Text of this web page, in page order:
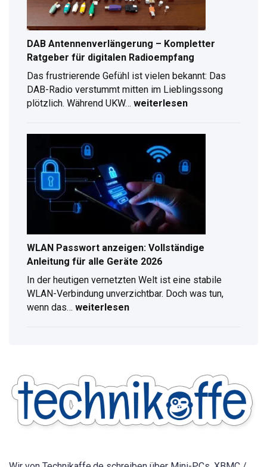
DAB Antennenverlängerung – Kompletter
Ratgeber für digitalen Radioempfang
Das frustrierende Gefühl ist vielen bekannt: Das
DAB-Radio verstummt mitten im Lieblingssong
plötzlich. Während UKW…
Kompletter
Ratgeber
für
digitalen
Radioempfang
weiterlesen
WLAN Passwort anzeigen: Vollständige
Anleitung für alle Geräte 2026
In der heutigen vernetzten Welt ist eine stabile
WLAN-Verbindung unverzichtbar. Doch was tun,
wenn das…
für
alle
Geräte
2026
weiterlesen